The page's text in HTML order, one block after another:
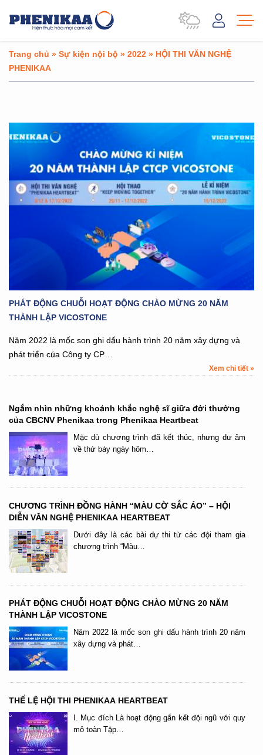
Trang chủ » Sự kiện nội bộ » 2022 » HỘI THI VĂN NGHỆ
PHENIKAA
Ngắm nhìn những khoảnh khắc nghệ sĩ giữa đời thường
của CBCNV Phenikaa trong Phenikaa Heartbeat
Mặc dù chương trình đã kết thúc, nhưng dư âm
về thứ bảy ngày hôm…
CHƯƠNG TRÌNH ĐỒNG HÀNH “MÀU CỜ SẮC ÁO” – HỘI
DIỄN VĂN NGHỆ PHENIKAA HEARTBEAT
Dưới đây là các bài dự thi từ các đội tham gia
chương trình “Màu…
PHÁT ĐỘNG CHUỖI HOẠT ĐỘNG CHÀO MỪNG 20 NĂM
THÀNH LẬP VICOSTONE
Năm 2022 là mốc son ghi dấu hành trình 20 năm
xây dựng và phát…
THỂ LỆ HỘI THI PHENIKAA HEARTBEAT
I. Mục đích Là hoạt động gắn kết đội ngũ với quy
mô toàn Tập…
PHÁT ĐỘNG CHUỖI HOẠT ĐỘNG CHÀO MỪNG 20 NĂM
THÀNH LẬP VICOSTONE
Năm 2022 là mốc son ghi dấu hành trình 20 năm xây dựng và
phát triển của Công ty CP…
Xem chi tiết »